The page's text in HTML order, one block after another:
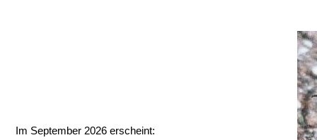
Im September 2026 erscheint: